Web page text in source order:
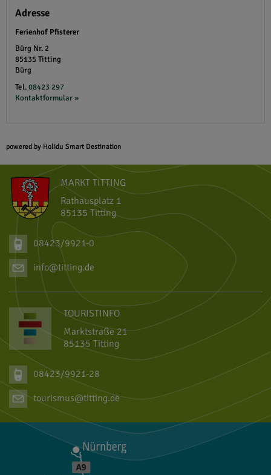
Adresse
Ferienhof Pfisterer
Bürg Nr. 2
85135 Titting
Bürg
Tel.08423 297
Kontaktformular »
powered by Holidu Smart Destination
MARKT TITTING
Rathausplatz 1
85135 Titting
08423/9921-0
info@titting.de
TOURISTINFO
Marktstraße 21
85135 Titting
08423/9921-28
tourismus@titting.de